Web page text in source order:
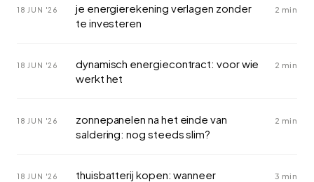
18 JUN '26
je energierekening verlagen zonder
te investeren
2 min
18 JUN '26
dynamisch energiecontract: voor wie
werkt het
2 min
18 JUN '26
zonnepanelen na het einde van
saldering: nog steeds slim?
2 min
18 JUN '26
thuisbatterij kopen: wanneer
3 min